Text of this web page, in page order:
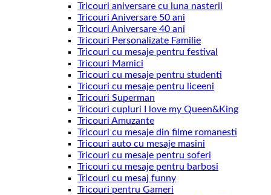
Tricouri aniversare cu luna nasterii
Tricouri Aniversare 50 ani
Tricouri Aniversare 40 ani
Tricouri Personalizate Familie
Tricouri cu mesaje pentru festival
Tricouri Mamici
Tricouri cu mesaje pentru studenti
Tricouri cu mesaje pentru liceeni
Tricouri Superman
Tricouri cupluri I love my Queen&King
Tricouri Amuzante
Tricouri cu mesaje din filme romanesti
Tricouri auto cu mesaje masini
Tricouri cu mesaje pentru soferi
Tricouri cu mesaje pentru barbosi
Tricouri cu mesaj funny
Tricouri pentru Gameri